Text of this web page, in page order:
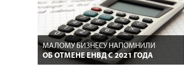
МАЛОМУ БИЗНЕСУ НАПОМНИЛИ
ОБ ОТМЕНЕ ЕНВД С 2021 ГОДА